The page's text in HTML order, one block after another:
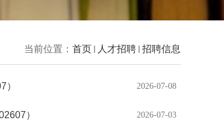
当前位置： 首页 人才招聘 招聘信息
2026-07-08
） 2026-07-03